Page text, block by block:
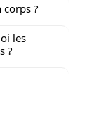
corps ?
les
?